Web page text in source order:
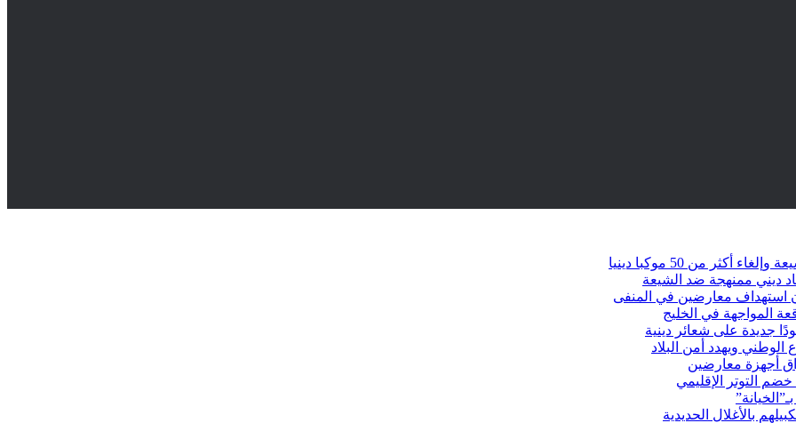
من 50 موكبا دينيا
ديني ممنهجة ضد الشيعة
استهداف معارضين في المنفى
المواجهة في الخليج
جديدة على شعائر دينية
الوطني ويهدد أمن البلاد
أجهزة معارضين
التوتر الإقليمي
بالأغلال الحديدية